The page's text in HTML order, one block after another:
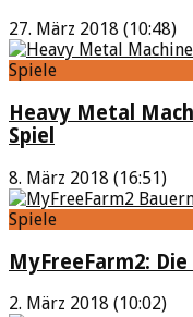
27. März 2018 (10:48)
Spiele
Heavy Metal
Spiel
8. März 2018 (16:51)
Spiele
MyFreeFarm2:
2. März 2018 (10:02)